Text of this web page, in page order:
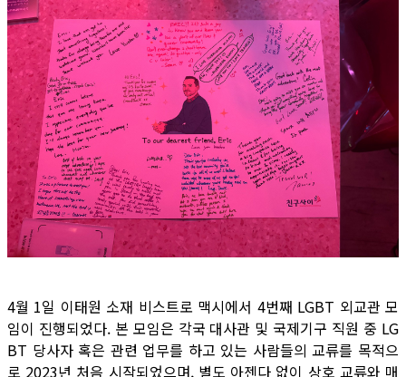
4월 1일 이태원 소재 비스트로 맥시에서 4번째 LGBT 외교관 모
임이 진행되었다. 본 모임은 각국 대사관 및 국제기구 직원 중 LG
BT 당사자 혹은 관련 업무를 하고 있는 사람들의 교류를 목적으
로 2023년 처음 시작되었으며, 별도 아젠다 없이 상호 교류와 매